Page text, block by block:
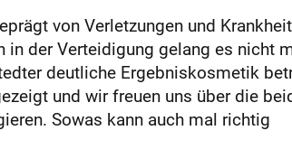
von Verletzungen und
in der Verteidigung gelang es nicht
deutliche Ergebniskosmetik
und wir freuen uns über die
Sowas kann auch mal richtig